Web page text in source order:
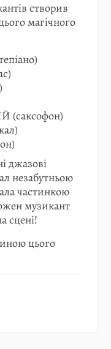
створив
магічного
джазові
незабутньою
частинкою
музикант
сцені!
цього